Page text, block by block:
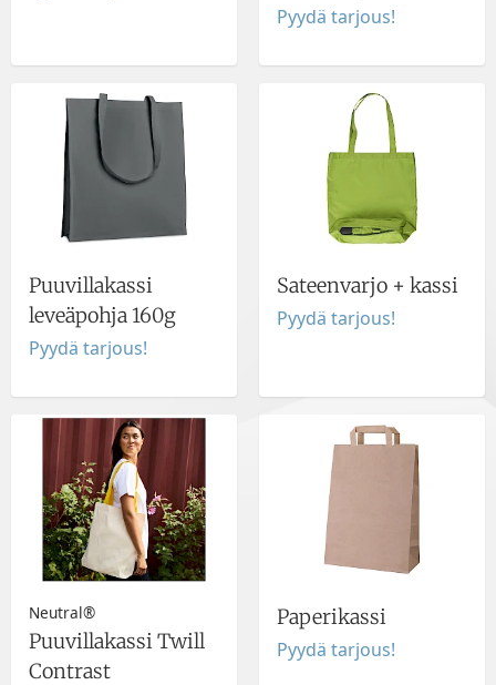
Pyydä tarjous!
Puuvillakassi
leveäpohja 160g
Pyydä tarjous!
Sateenvarjo + kassi
Pyydä tarjous!
Neutral®
Puuvillakassi Twill
Contrast
Paperikassi
Pyydä tarjous!